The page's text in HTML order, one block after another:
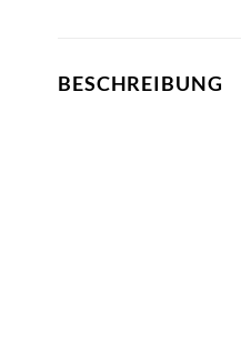
BESCHREIBUNG